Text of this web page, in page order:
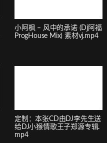
小阿枫 – 风中的承诺 (Dj阿福
ProgHouse Mix) 素材vj.mp4
定制：本张CD由DJ李先生送
给DJ小猴情歌王子郑源专辑.
mp4